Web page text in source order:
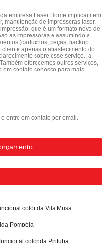
empresa Laser Home implicam em
manutenção de impressoras laser,
que é um formato novo de
as impressoras e assumindo a
(cartuchos, peças, backup
apenas o abastecimento do
sobre esse serviço., a
oferecemos outros serviços,
em contato conosco para mais
e entre em contato por email.
colorida Vila Musa
Pompéia
colorida Pirituba